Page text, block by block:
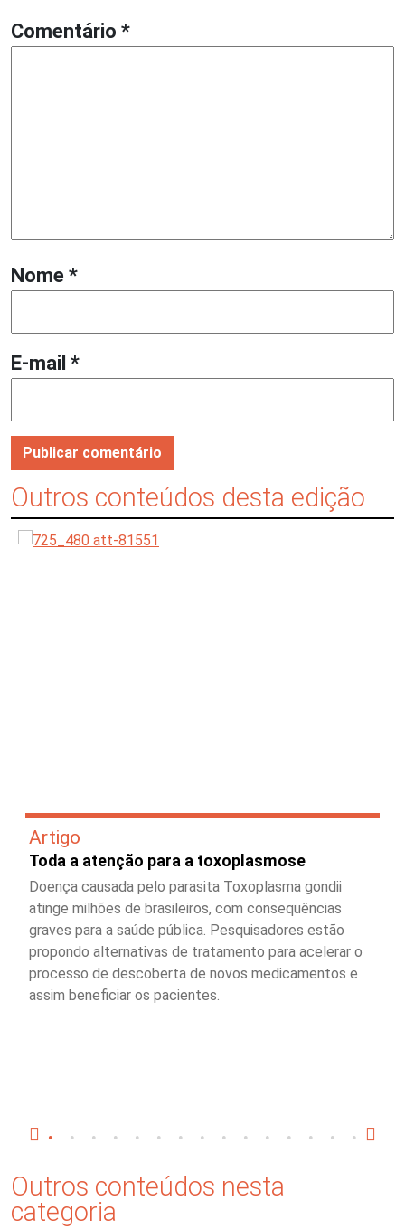
Comentário *
Nome *
E-mail *
Outros conteúdos desta edição
Artigo
Toda a atenção para a toxoplasmose
Doença causada pelo parasita Toxoplasma gondii
atinge milhões de brasileiros, com consequências
graves para a saúde pública. Pesquisadores estão
propondo alternativas de tratamento para acelerar o
processo de descoberta de novos medicamentos e
assim beneficiar os pacientes.
Outros conteúdos nesta
categoria